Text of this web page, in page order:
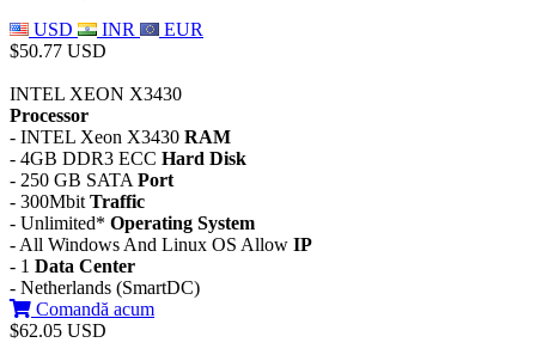
USD
INR
EUR
$50.77 USD
INTEL XEON X3430
Processor
- INTEL Xeon X3430 RAM
- 4GB DDR3 ECC Hard Disk
- 250 GB SATA Port
- 300Mbit Traffic
- Unlimited* Operating System
- All Windows And Linux OS Allow IP
- 1 Data Center
- Netherlands (SmartDC)
Comandă acum
$62.05 USD